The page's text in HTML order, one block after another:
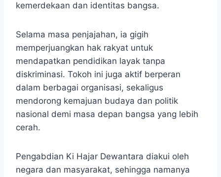
kemerdekaan dan identitas bangsa.
Selama masa penjajahan, ia gigih
memperjuangkan hak rakyat untuk
mendapatkan pendidikan layak tanpa
diskriminasi. Tokoh ini juga aktif berperan
dalam berbagai organisasi, sekaligus
mendorong kemajuan budaya dan politik
nasional demi masa depan bangsa yang lebih
cerah.
Pengabdian Ki Hajar Dewantara diakui oleh
negara dan masyarakat, sehingga namanya